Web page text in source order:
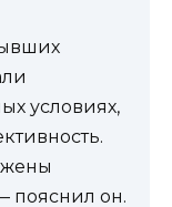
условиях,
пояснил он.